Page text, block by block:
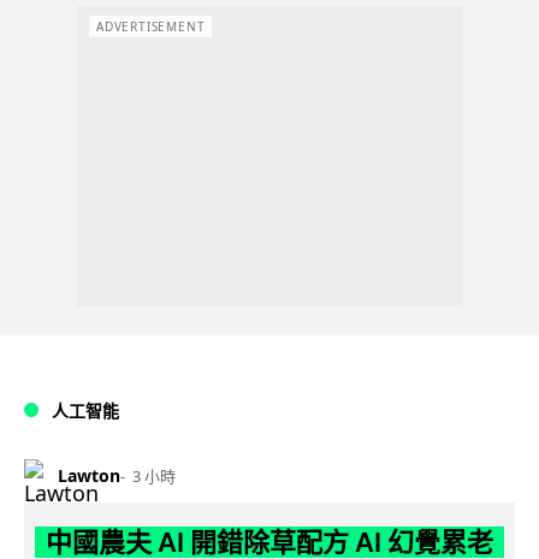
ADVERTISEMENT
人工智能
Lawton 3 小時
中國農夫 AI 開錯除草配方 AI 幻覺累老